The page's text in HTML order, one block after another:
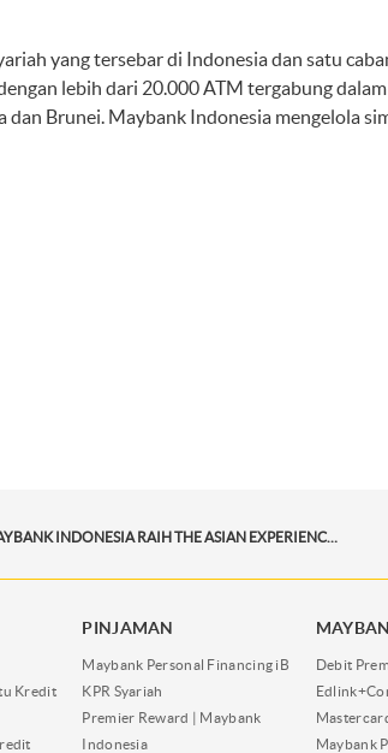
yang tersebar di Indonesia dan satu
lebih dari 20.000 ATM tergabung
Brunei. Maybank Indonesia mengelola
Kredit
PINJAMAN
Maybank Personal Financing iB
KPR Syariah
Premier Reward | Maybank
Indonesia
Debit
Maybank